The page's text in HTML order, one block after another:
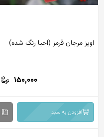
اویز مرجان قرمز (احیا رنگ شده)
150,000
افزودن به سبد